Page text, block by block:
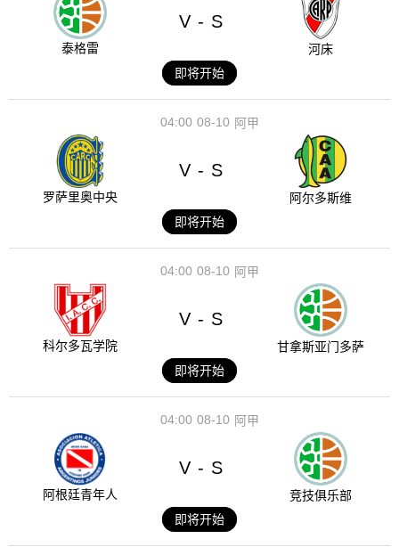
泰格雷
V - S
河床
即将开始
08-10
04:00 阿甲
罗萨里奥中央
V - S
阿尔多斯维
即将开始
08-10
04:00 阿甲
科尔多瓦学院
V - S
甘拿斯亚门多萨
即将开始
08-10
04:00 阿甲
阿根廷青年人
V - S
竞技俱乐部
即将开始